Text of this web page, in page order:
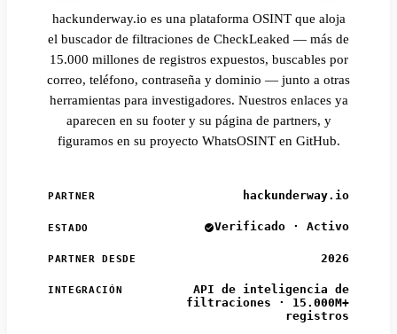
hackunderway.io es una plataforma OSINT que aloja
el buscador de filtraciones de CheckLeaked — más de
15.000 millones de registros expuestos, buscables por
correo, teléfono, contraseña y dominio — junto a otras
herramientas para investigadores. Nuestros enlaces ya
aparecen en su footer y su página de partners, y
figuramos en su proyecto WhatsOSINT en GitHub.
PARTNER hackunderway.io
ESTADO Verificado · Activo
PARTNER DESDE 2026
INTEGRACIÓN
API de inteligencia de
filtraciones · 15.000M+
registros